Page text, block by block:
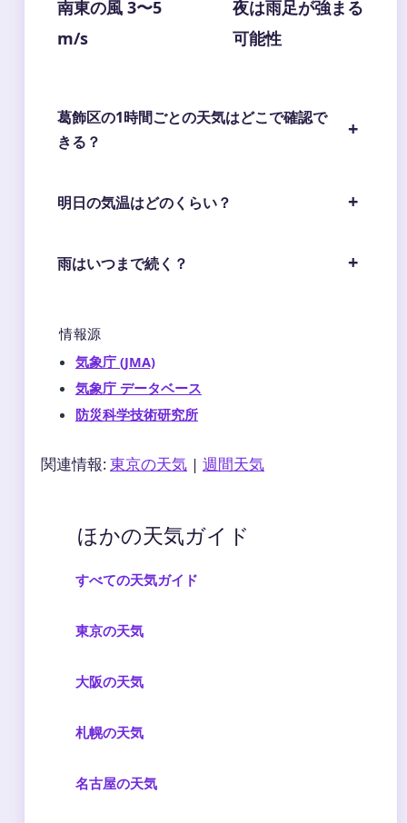
南東の風 3〜5
m/s
夜は雨足が強まる
可能性
葛飾区の1時間ごとの天気はどこで確認で
きる？
明日の気温はどのくらい？
雨はいつまで続く？
情報源
気象庁 (JMA)
気象庁 データベース
防災科学技術研究所
関連情報:東京の天気 | 週間天気
ほかの天気ガイド
すべての天気ガイド
東京の天気
大阪の天気
札幌の天気
名古屋の天気